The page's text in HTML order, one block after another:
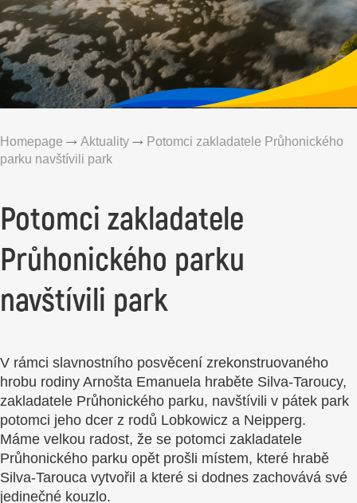
Homepage Aktuality
Potomci zakladatele Průhonického
parku navštívili park
Potomci zakladatele
Průhonického parku
navštívili park
V rámci slavnostního posvěcení zrekonstruovaného
hrobu rodiny Arnošta Emanuela hraběte Silva-Taroucy,
zakladatele Průhonického parku, navštívili v pátek park
potomci jeho dcer z rodů Lobkowicz a Neipperg.
Máme velkou radost, že se potomci zakladatele
Průhonického parku opět prošli místem, které hrabě
Silva-Tarouca vytvořil a které si dodnes zachovává své
jedinečné kouzlo.